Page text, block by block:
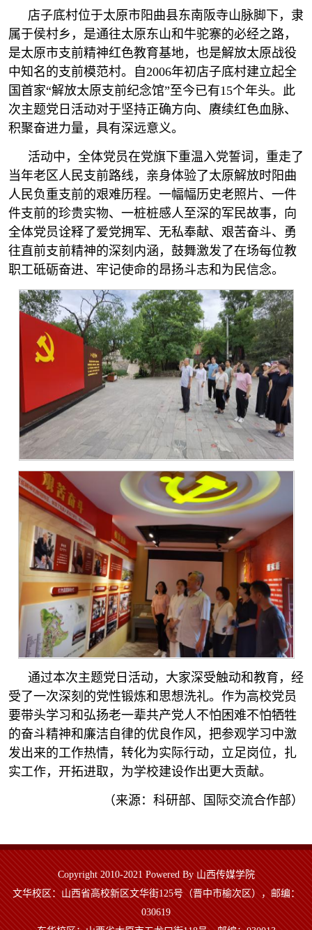
店子底村位于太原市阳曲县东南阪寺山脉脚下，隶
属于侯村乡，是通往太原东山和牛驼寨的必经之路，
是太原市支前精神红色教育基地，也是解放太原战役
中知名的支前模范村。自2006年初店子底村建立起全
国首家“解放太原支前纪念馆”至今已有15个年头。此
次主题党日活动对于坚持正确方向、赓续红色血脉、
积聚奋进力量，具有深远意义。
活动中，全体党员在党旗下重温入党誓词，重走了
当年老区人民支前路线，亲身体验了太原解放时阳曲
人民负重支前的艰难历程。一幅幅历史老照片、一件
件支前的珍贵实物、一桩桩感人至深的军民故事，向
全体党员诠释了爱党拥军、无私奉献、艰苦奋斗、勇
往直前支前精神的深刻内涵，鼓舞激发了在场每位教
职工砥砺奋进、牢记使命的昂扬斗志和为民信念。
通过本次主题党日活动，大家深受触动和教育，经
受了一次深刻的党性锻炼和思想洗礼。作为高校党员
要带头学习和弘扬老一辈共产党人不怕困难不怕牺牲
的奋斗精神和廉洁自律的优良作风，把参观学习中激
发出来的工作热情，转化为实际行动，立足岗位，扎
实工作，开拓进取，为学校建设作出更大贡献。
（来源：科研部、国际交流合作部）
Copyright 2010-2021 Powered By 山西传媒学院
文华校区：山西省高校新区文华街125号（晋中市榆次区），邮编：
030619